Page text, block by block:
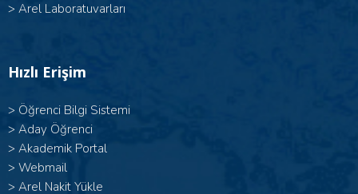
> Arel Laboratuvarları
Hızlı Erişim
> Öğrenci Bilgi Sistemi
> Aday Öğrenci
> Akademik Portal
> Webmail
> Arel Nakit Yükle